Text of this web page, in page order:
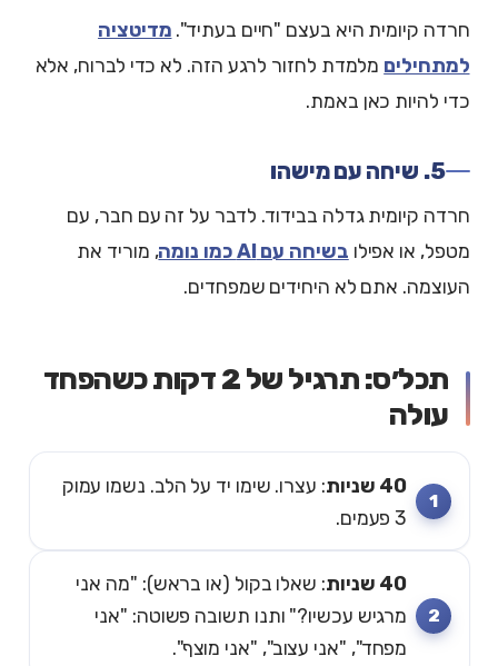
חרדה קיומית היא בעצם "חיים בעתיד". מדיטציה
למתחילים מלמדת לחזור לרגע הזה. לא כדי לברוח, אלא
כדי להיות כאן באמת.
5. שיחה עם מישהו
חרדה קיומית גדלה בבידוד. לדבר על זה עם חבר, עם
מטפל, או אפילו בשיחה עם AI כמו נומה
, מוריד את
העוצמה. אתם לא היחידים שמפחדים.
תכל׳ס: תרגיל של 2 דקות כשהפחד
עולה
40 שניות
: עצרו. שימו יד על הלב. נשמו עמוק
3 פעמים.
40 שניות
: שאלו בקול (או בראש): "מה אני
מרגיש עכשיו?" ותנו תשובה פשוטה: "אני
מפחד", "אני עצוב", "אני מוצף".